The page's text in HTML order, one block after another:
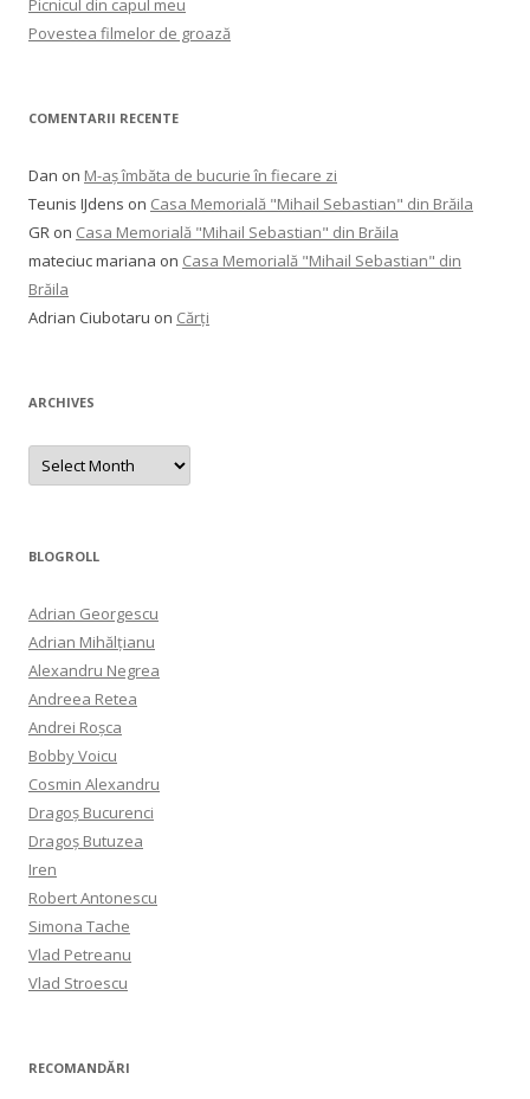
Picnicul din capul meu
Povestea filmelor de groază
COMENTARII RECENTE
Dan on M-aș îmbăta de bucurie în fiecare zi
Teunis IJdens on Casa Memorială "Mihail Sebastian" din Brăila
GR on Casa Memorială "Mihail Sebastian" din Brăila
mateciuc mariana on Casa Memorială "Mihail Sebastian" din
Brăila
Adrian Ciubotaru on Cărți
ARCHIVES
Archives
BLOGROLL
Adrian Georgescu
Adrian Mihălțianu
Alexandru Negrea
Andreea Retea
Andrei Roșca
Bobby Voicu
Cosmin Alexandru
Dragoș Bucurenci
Dragoș Butuzea
Iren
Robert Antonescu
Simona Tache
Vlad Petreanu
Vlad Stroescu
RECOMANDĂRI